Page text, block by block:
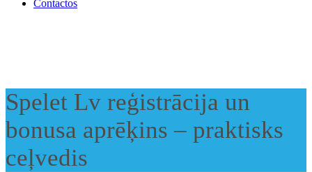
Contactos
Spelet Lv reģistrācija un
bonusa aprēķins – praktisks
ceļvedis